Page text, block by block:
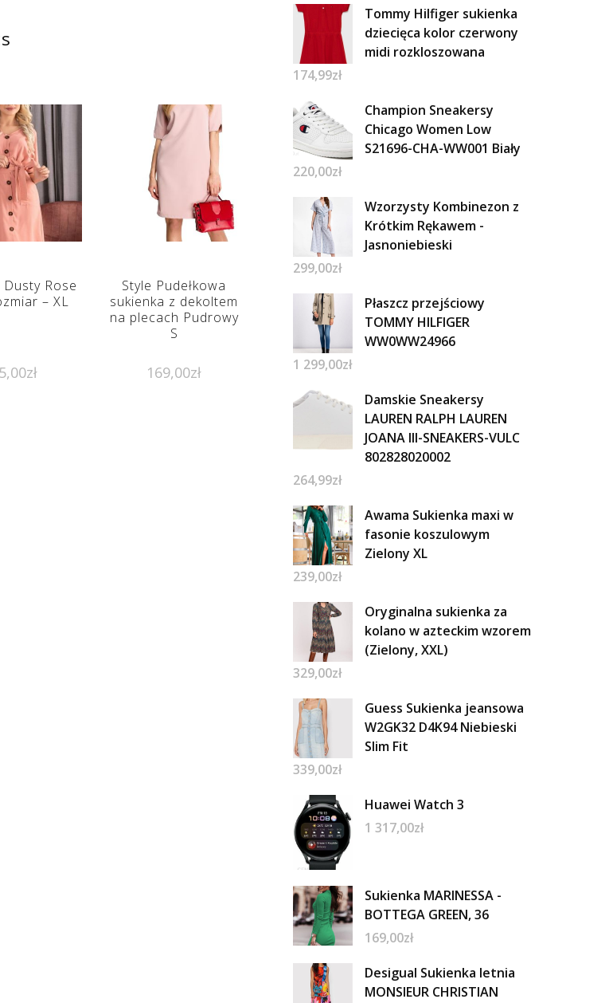
Rose
– XL
zł
Style Pudełkowa
sukienka z dekoltem
na plecach Pudrowy
S
169,00zł
Tommy Hilfiger sukienka
dziecięca kolor czerwony
midi rozkloszowana
174,99zł
Champion Sneakersy
Chicago Women Low
S21696-CHA-WW001 Biały
220,00zł
Wzorzysty Kombinezon z
Krótkim Rękawem -
Jasnoniebieski
299,00zł
Płaszcz przejściowy
TOMMY HILFIGER
WW0WW24966
1 299,00zł
Damskie Sneakersy
LAUREN RALPH LAUREN
JOANA III-SNEAKERS-VULC
802828020002
264,99zł
Awama Sukienka maxi w
fasonie koszulowym
Zielony XL
239,00zł
Oryginalna sukienka za
kolano w azteckim wzorem
(Zielony, XXL)
329,00zł
Guess Sukienka jeansowa
W2GK32 D4K94 Niebieski
Slim Fit
339,00zł
Huawei Watch 3
1 317,00zł
Sukienka MARINESSA -
BOTTEGA GREEN, 36
169,00zł
Desigual Sukienka letnia
MONSIEUR CHRISTIAN